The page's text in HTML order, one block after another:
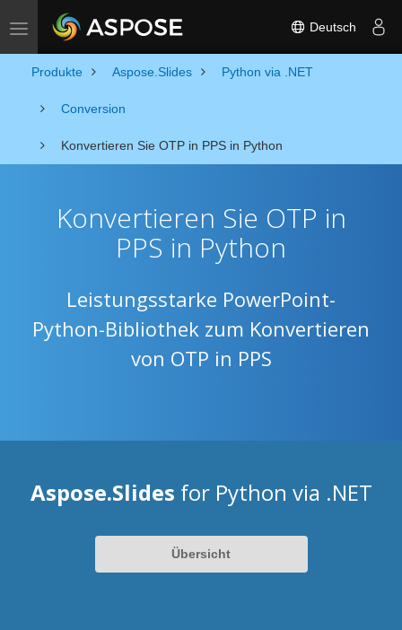
Toggle navigation Deutsch
Produkte Aspose.Slides Python via .NET
Conversion
Konvertieren Sie OTP in PPS in Python
Konvertieren Sie OTP in
PPS in Python
Leistungsstarke PowerPoint-
Python-Bibliothek zum Konvertieren
von OTP in PPS
Aspose.Slides for Python via .NET
Übersicht